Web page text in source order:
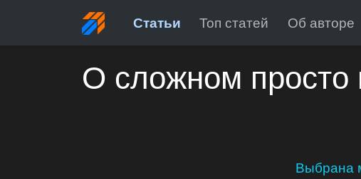
Статьи Топ статей Об авторе
О сложном просто
Выбрана